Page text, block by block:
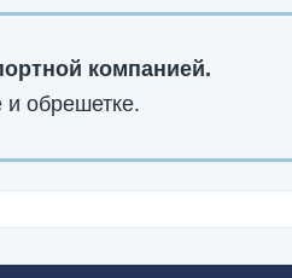
компанией.
и обрешетке.